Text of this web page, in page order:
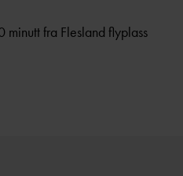
fra Flesland flyplass